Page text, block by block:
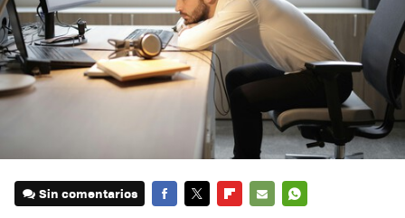
Sin comentarios